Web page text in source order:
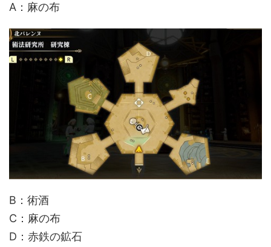
A：麻の布
B：術酒
C：麻の布
D：赤鉄の鉱石